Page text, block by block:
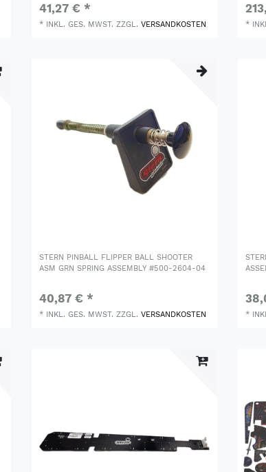
41,27 € *
* INKL. GES. MWST. ZZGL.VERSANDKOSTEN *
STERN PINBALL FLIPPER BALL SHOOTER
ASM GRN SPRING ASSEMBLY #500-2604-04
40,87 € *
* INKL. GES. MWST. ZZGL.VERSANDKOSTEN *